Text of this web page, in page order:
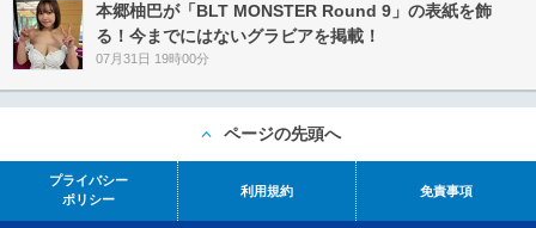
本郷柚巴が「BLT MONSTER Round 9」の表紙を飾
る！今までにはないグラビアを掲載！
07月31日 19時00分
ページの先頭へ
プライバシー
ポリシー
利用規約 免責事項